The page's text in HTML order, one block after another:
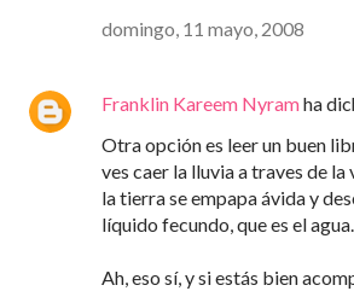
domingo, 11 mayo, 2008
Franklin Kareem Nyramha
Otra opción es leer un buen
ves caer la lluvia a traves de la
la tierra se empapa ávida y
líquido fecundo, que es el agua.
Ah, eso sí, y si estás bien